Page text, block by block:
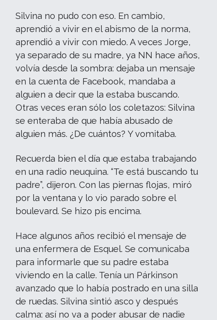
Silvina no pudo con eso. En cambio,
aprendió a vivir en el abismo de la norma,
aprendió a vivir con miedo. A veces Jorge,
ya separado de su madre, ya NN hace años,
volvía desde la sombra: dejaba un mensaje
en la cuenta de Facebook, mandaba a
alguien a decir que la estaba buscando.
Otras veces eran sólo los coletazos: Silvina
se enteraba de que había abusado de
alguien más. ¿De cuántos? Y vomitaba.
Recuerda bien el día que estaba trabajando
en una radio neuquina. “Te está buscando tu
padre”, dijeron. Con las piernas flojas, miró
por la ventana y lo vio parado sobre el
boulevard. Se hizo pis encima.
Hace algunos años recibió el mensaje de
una enfermera de Esquel. Se comunicaba
para informarle que su padre estaba
viviendo en la calle. Tenía un Párkinson
avanzado que lo había postrado en una silla
de ruedas. Silvina sintió asco y después
calma: así no va a poder abusar de nadie